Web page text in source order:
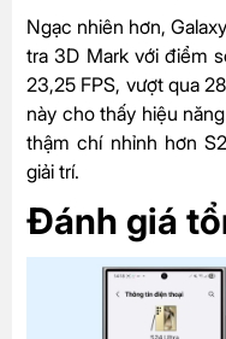
Ngạc nhiên hơn,
tra 3D Mark với điểm
23,25 FPS, vượt qua
này cho thấy hiệu
thậm chí nhỉnh hơn
giải trí.
Đánh giá